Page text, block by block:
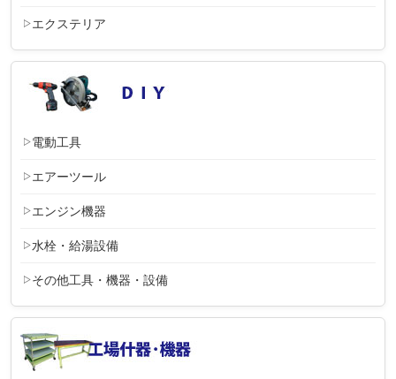
エクステリア
電動工具
エアーツール
エンジン機器
水栓・給湯設備
その他工具・機器・設備